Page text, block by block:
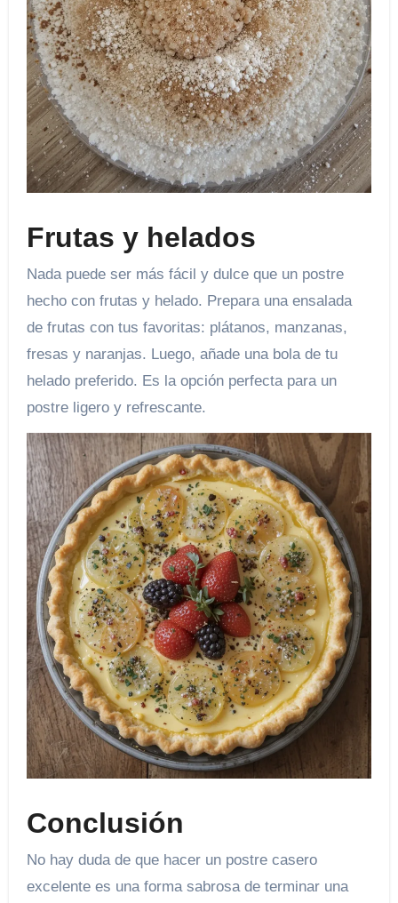
Frutas y helados
Nada puede ser más fácil y dulce que un postre
hecho con frutas y helado. Prepara una ensalada
de frutas con tus favoritas: plátanos, manzanas,
fresas y naranjas. Luego, añade una bola de tu
helado preferido. Es la opción perfecta para un
postre ligero y refrescante.
Conclusión
No hay duda de que hacer un postre casero
excelente es una forma sabrosa de terminar una